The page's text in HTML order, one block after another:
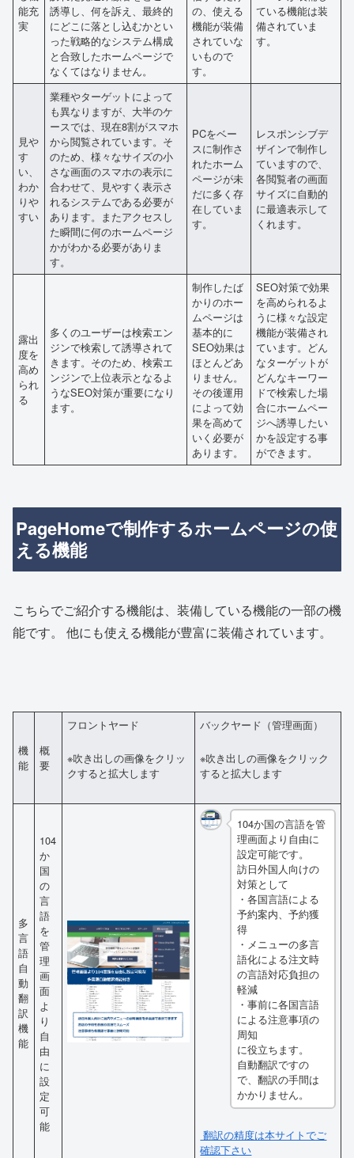
能充
実
誘導し、何を訴え、最終的
にどこに落とし込むかとい
った戦略的なシステム構成
と合致したホームページで
なくてはなりません。
の、使える
機能が装備
されていな
いもので
す。
ている機能は装
備されていま
す。
見や
す
い、
わか
りや
すい
業種やターゲットによって
も異なりますが、大半のケ
ースでは、現在8割がスマホ
から閲覧されています。そ
のため、様々なサイズの小
さな画面のスマホの表示に
合わせて、見やすく表示さ
れるシステムである必要が
あります。またアクセスし
た瞬間に何のホームページ
かがわかる必要がありま
す。
PCをベー
スに制作さ
れたホーム
ページが未
だに多く存
在していま
す。
レスポンシブデ
ザインで制作し
ていますので、
各閲覧者の画面
サイズに自動的
に最適表示して
くれます。
露出
度を
高め
られ
る
多くのユーザーは検索エン
ジンで検索して誘導されて
きます。そのため、検索エ
ンジンで上位表示となるよ
うなSEO対策が重要になり
ます。
制作したば
かりのホー
ムページは
基本的に
SEO効果は
ほとんどあ
りません。
その後運用
によって効
果を高めて
いく必要が
あります。
SEO対策で効果
を高められるよ
うに様々な設定
機能が装備され
ています。どん
なターゲットが
どんなキーワー
ドで検索した場
合にホームペー
ジへ誘導したい
かを設定する事
ができます。
PageHomeで制作するホームページの使
える機能
こちらでご紹介する機能は、装備している機能の一部の機
能です。 他にも使える機能が豊富に装備されています。
機
能
概
要
フロントヤード
※吹き出しの画像をクリッ
クすると拡大します
バックヤード（管理画面）
※吹き出しの画像をクリック
すると拡大します
多
言
語
自
動
翻
訳
機
能
104
か
国
の
言
語
を
管
理
画
面
よ
り
自
由
に
設
定
可
能
104か国の言語を管
理画面より自由に
設定可能です。
訪日外国人向けの
対策として
・各国言語による
予約案内、予約獲
得
・メニューの多言
語化による注文時
の言語対応負担の
軽減
・事前に各国言語
による注意事項の
周知
に役立ちます。
自動翻訳ですの
で、翻訳の手間は
かかりません。
翻訳の精度は本サイトでご
確認下さい